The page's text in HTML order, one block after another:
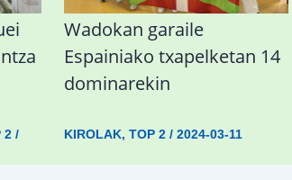
2/
Wadokan garaile
Espainiako txapelketan 14
dominarekin
KIROLAK,TOP 2 /2024-03-11